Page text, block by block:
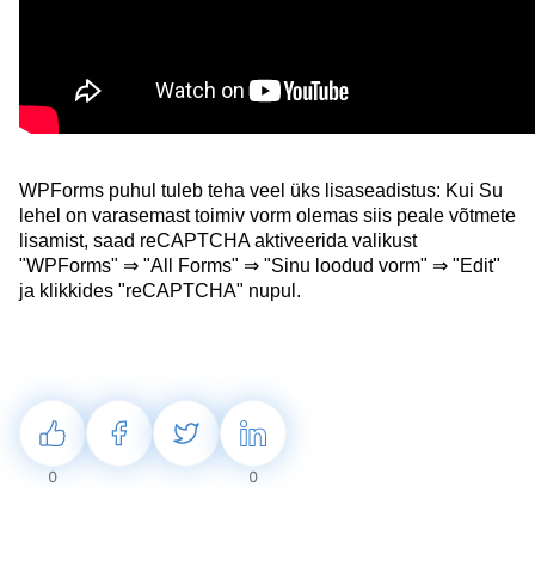
WPForms puhul tuleb teha veel üks lisaseadistus: Kui Su
lehel on varasemast toimiv vorm olemas siis peale võtmete
lisamist, saad reCAPTCHA aktiveerida valikust
"WPForms" ⇒ "All Forms" ⇒ "Sinu loodud vorm" ⇒ "Edit"
ja klikkides "reCAPTCHA" nupul.
0 0